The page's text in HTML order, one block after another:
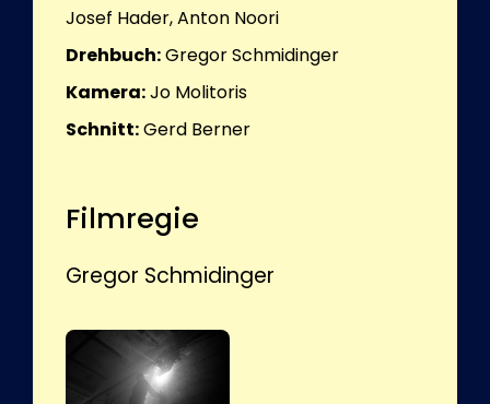
Josef Hader, Anton Noori
Drehbuch:Gregor Schmidinger
Kamera:Jo Molitoris
Schnitt:Gerd Berner
Filmregie
Gregor Schmidinger